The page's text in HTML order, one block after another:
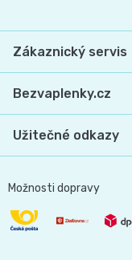
Zákaznický servis
Bezvaplenky.cz
Užitečné odkazy
Možnosti dopravy